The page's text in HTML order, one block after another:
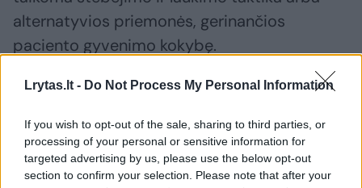
Lrytas.lt - Do Not Process My Personal Information
If you wish to opt-out of the sale, sharing to third parties, or
processing of your personal or sensitive information for
targeted advertising by us, please use the below opt-out
section to confirm your selection. Please note that after your
alternatyvios priemonės, gerinančios
paciento gyvenimo kokybę.
Vis dėlto, pasireiškus aiškiems išvaržos
simptomams, chirurginis gydymas
dažniausiai tampa vienintele išeitimi.